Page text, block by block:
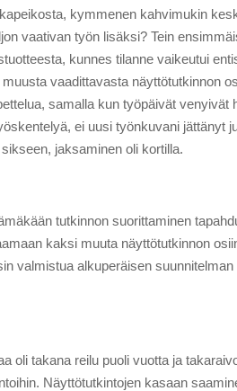
kymmenen kahvimukin
vaativan työn lisäksi? Tein
kunnes tilanne vaikeutui
vaadittavasta näyttötutkinnon
samalla kun työpäivät
ei uusi työnkuvani jättänyt
jaksaminen oli kortilla.
tutkinnon suorittaminen
kaksi muuta näyttötutkinnon
valmistua alkuperäisen
takana reilu puoli vuotta ja
Näyttötutkintojen kasaan